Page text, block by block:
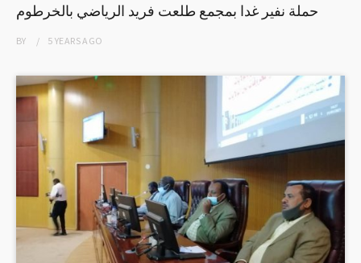
حملة نفير غدا بمجمع طلعت فريد الرياضي بالخرطوم
BY 5 YEARSAGO